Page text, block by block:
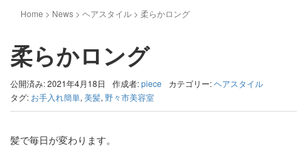
Home > News > ヘアスタイル > 柔らかロング
柔らかロング
公開済み: 2021年4月18日 作成者:piece カテゴリー:ヘアスタイル
タグ: お手入れ簡単, 美髪, 野々市美容室
髪で毎日が変わります。